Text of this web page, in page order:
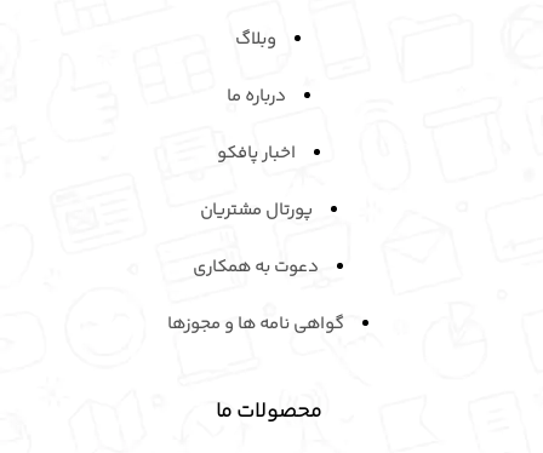
وبلاگ
درباره ما
اخبار پافکو
پورتال مشتریان
دعوت به همکاری
گواهی نامه ها و مجوزها
محصولات ما